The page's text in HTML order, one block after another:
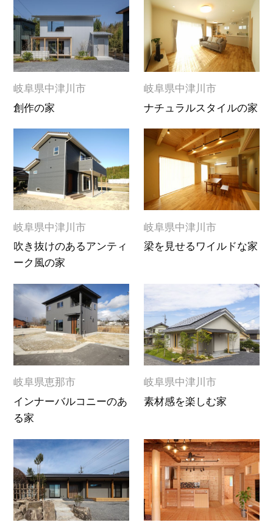
岐阜県中津川市
創作の家
岐阜県中津川市
ナチュラルスタイルの家
岐阜県中津川市
吹き抜けのあるアンティ
ーク風の家
岐阜県中津川市
梁を見せるワイルドな家
岐阜県恵那市
インナーバルコニーのあ
る家
岐阜県中津川市
素材感を楽しむ家